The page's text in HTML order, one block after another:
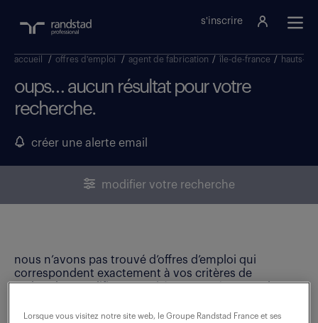
s'inscrire
accueil / offres d'emploi / agent de fabrication / île-de-france / hauts-
oups… aucun résultat pour votre
recherche.
créer une alerte email
modifier votre recherche
nous n’avons pas trouvé d’offres d’emploi qui
correspondent exactement à vos critères de
recherche. Modifiez vos critères ou créez une alerte
Lorsque vous visitez notre site web, le Groupe Randstad France et ses